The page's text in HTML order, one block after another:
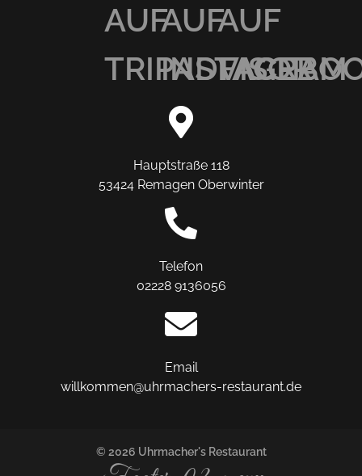
AUF
TRIPADVISOR
AUF
INSTAGRAM
AUF
Hauptstraße 118
53424 Remagen Oberwinter
Telefon
02228 9136056
Email
willkommen@uhrmachers-restaurant.de
© 2026 Uhrmacher's Restaurant